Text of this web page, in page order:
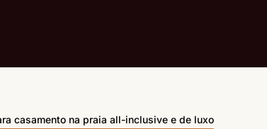
casamento na praia all-inclusive e de luxo